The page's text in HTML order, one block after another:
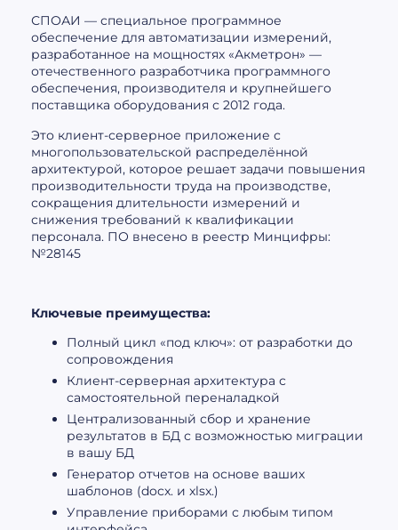
СПОАИ — специальное программное
обеспечение для автоматизации измерений,
разработанное на мощностях «Акметрон» —
отечественного разработчика программного
обеспечения, производителя и крупнейшего
поставщика оборудования с 2012 года.
Это клиент-серверное приложение с
многопользовательской распределённой
архитектурой, которое решает задачи повышения
производительности труда на производстве,
сокращения длительности измерений и
снижения требований к квалификации
персонала. ПО внесено в реестр Минцифры:
№28145
Ключевые преимущества:
Полный цикл «под ключ»: от разработки до
сопровождения
Клиент-серверная архитектура с
самостоятельной переналадкой
Централизованный сбор и хранение
результатов в БД с возможностью миграции
в вашу БД
Генератор отчетов на основе ваших
шаблонов (docx. и xlsx.)
Управление приборами с любым типом